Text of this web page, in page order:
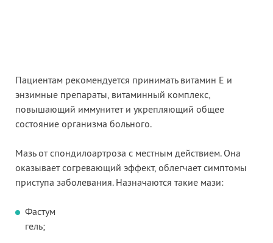
Пациентам рекомендуется принимать витамин Е и
энзимные препараты, витаминный комплекс,
повышающий иммунитет и укрепляющий общее
состояние организма больного.
Мазь от спондилоартроза с местным действием. Она
оказывает согревающий эффект, облегчает симптомы
приступа заболевания. Назначаются такие мази:
Фастум
гель;